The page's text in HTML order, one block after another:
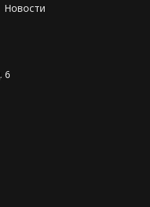
Новости
6